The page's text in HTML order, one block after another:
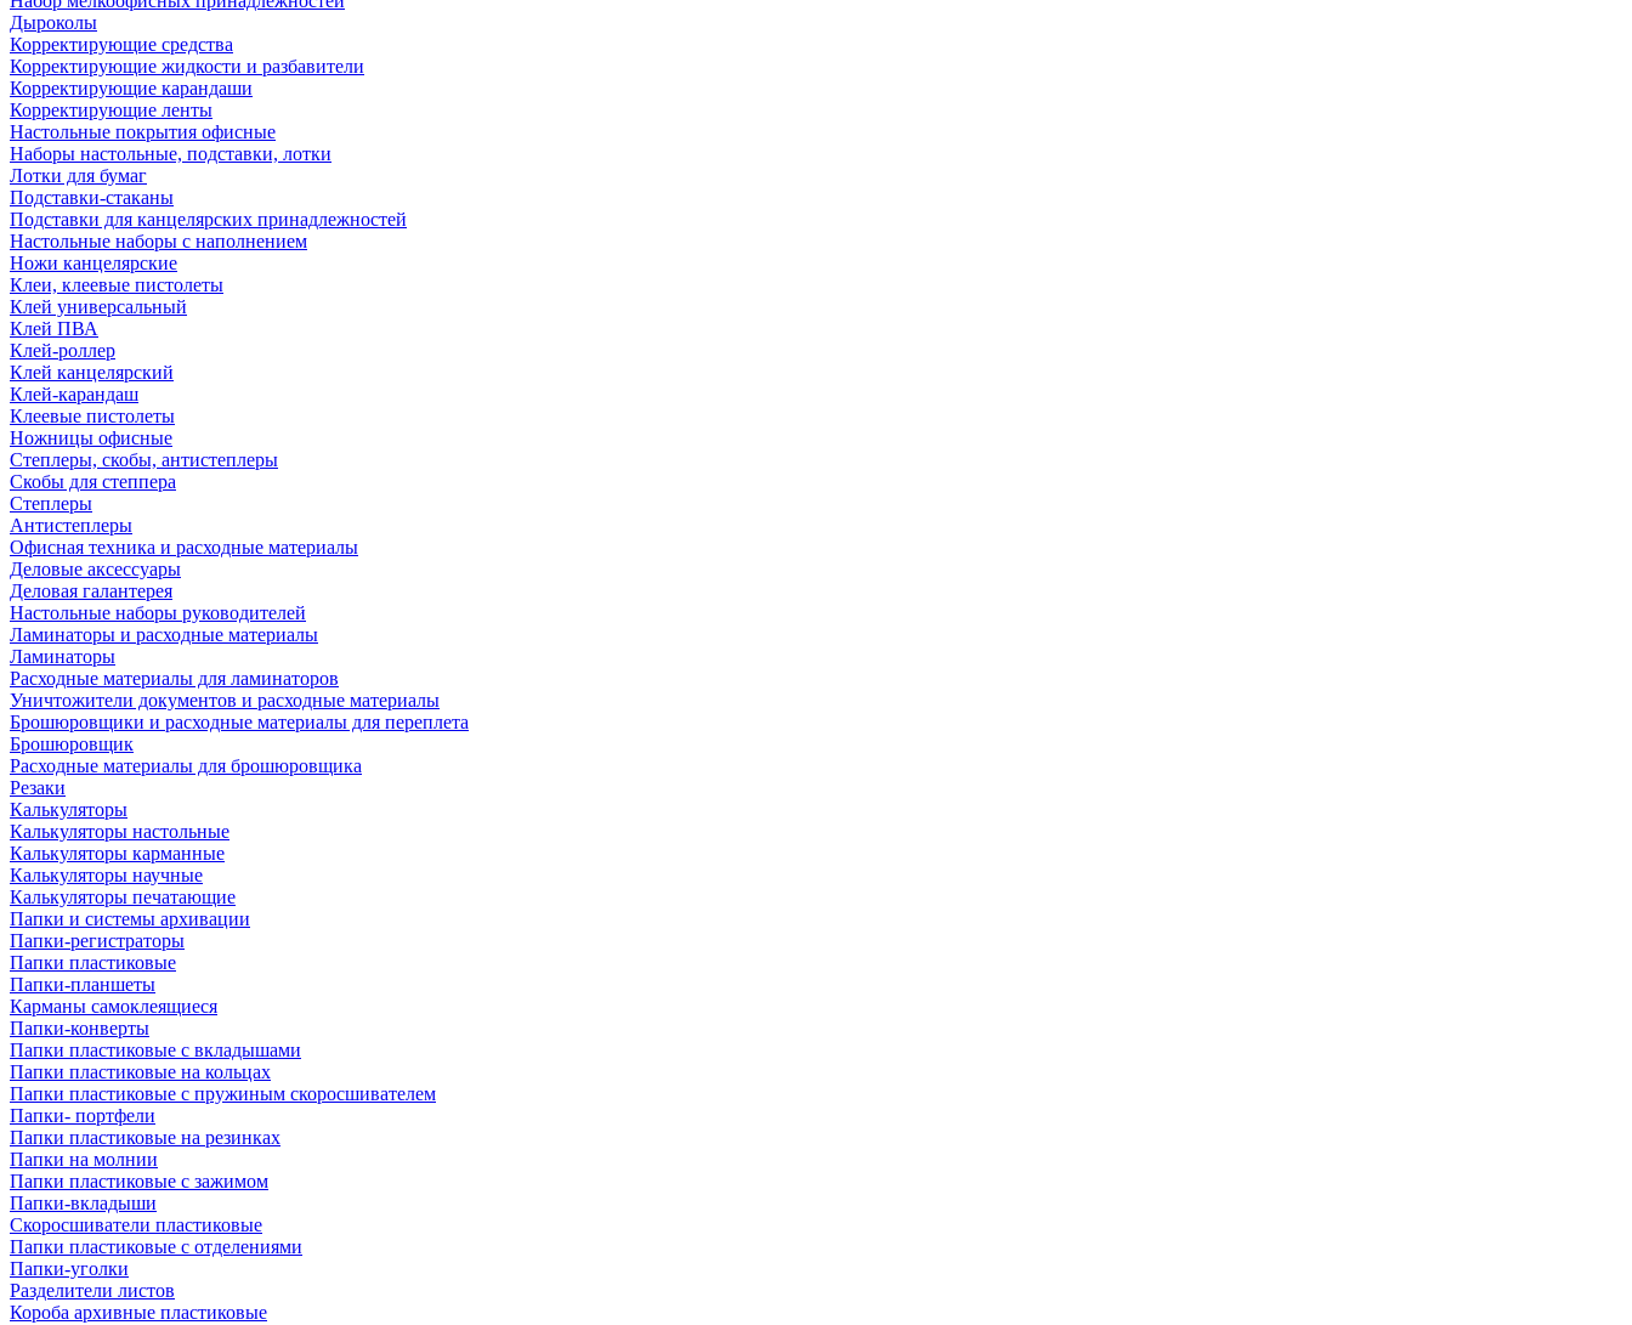
Дыроколы
Корректирующие средства
Корректирующие жидкости и разбавители
Корректирующие карандаши
Корректирующие ленты
Настольные покрытия офисные
Наборы настольные, подставки, лотки
Лотки для бумаг
Подставки-стаканы
Подставки для канцелярских принадлежностей
Настольные наборы с наполнением
Ножи канцелярские
Клеи, клеевые пистолеты
Клей универсальный
Клей ПВА
Клей-роллер
Клей канцелярский
Клей-карандаш
Клеевые пистолеты
Ножницы офисные
Степлеры, скобы, антистеплеры
Скобы для степпера
Степлеры
Антистеплеры
Офисная техника и расходные материалы
Деловые аксессуары
Деловая галантерея
Настольные наборы руководителей
Ламинаторы и расходные материалы
Ламинаторы
Расходные материалы для ламинаторов
Уничтожители документов и расходные материалы
Брошюровщики и расходные материалы для переплета
Брошюровщик
Расходные материалы для брошюровщика
Резаки
Калькуляторы
Калькуляторы настольные
Калькуляторы карманные
Калькуляторы научные
Калькуляторы печатающие
Папки и системы архивации
Папки-регистраторы
Папки пластиковые
Папки-планшеты
Карманы самоклеящиеся
Папки-конверты
Папки пластиковые с вкладышами
Папки пластиковые на кольцах
Папки пластиковые с пружиным скоросшивателем
Папки- портфели
Папки пластиковые на резинках
Папки на молнии
Папки пластиковые с зажимом
Папки-вкладыши
Скоросшиватели пластиковые
Папки пластиковые с отделениями
Папки-уголки
Разделители листов
Короба архивные пластиковые